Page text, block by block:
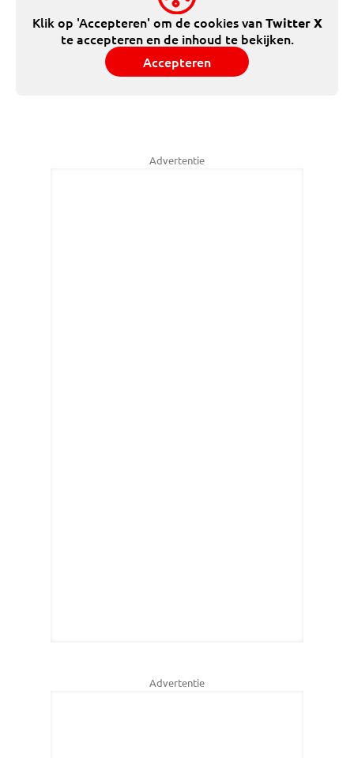
Klik op 'Accepteren' om de cookies vanTwitter X
te accepteren en de inhoud te bekijken.
Accepteren
Advertentie
Advertentie